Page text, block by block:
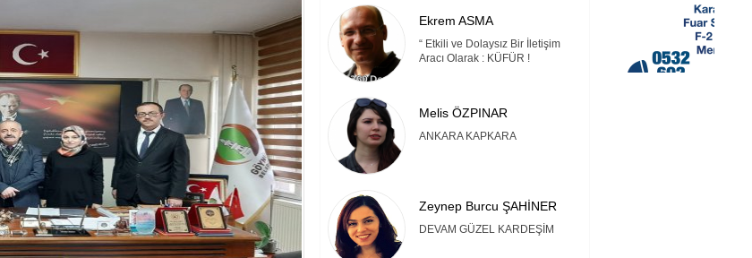
Ekrem ASMA
“ Etkili ve Dolaysız Bir İletişim
Aracı Olarak : KÜFÜR !
Melis ÖZPINAR
ANKARA KAPKARA
Zeynep Burcu ŞAHİNER
DEVAM GÜZEL KARDEŞİM